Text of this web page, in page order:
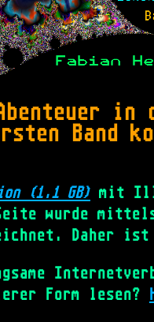
in
Band
(1.1 GB)mit
wurde
Daher
Form lesen?